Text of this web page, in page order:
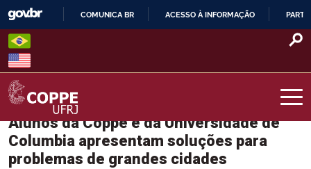
Skip
content
O
COMUNICA BR ACESSO À INFORMAÇÃO
COPPE – UFRJ
Alunos da Coppe e da Universidade de
Columbia apresentam soluções para
problemas de grandes cidades